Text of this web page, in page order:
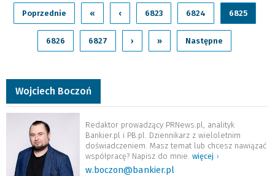
Poprzednie « ‹ 6823 6824 6825
6826 6827 › » Następne
Wojciech Boczoń
Redaktor prowadzący PRNews.pl, analityk
Bankier.pl i PB.pl. Dziennikarz z wieloletnim
doświadczeniem. Masz temat lub chcesz nawiązać
współpracę? Napisz do mnie. więcej ›
w.boczon@bankier.pl